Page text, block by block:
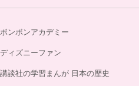
ボンボンアカデミー
ディズニーファン
講談社の学習まんが 日本の歴史